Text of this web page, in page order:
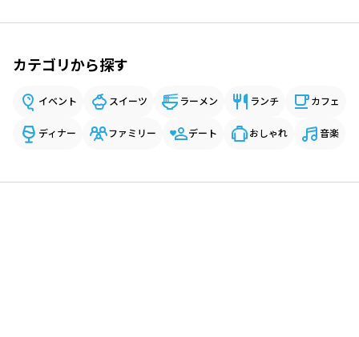
カテゴリから探す
イベント スイーツ ラーメン ランチ カフェ
ディナー ファミリー デート おしゃれ 音楽